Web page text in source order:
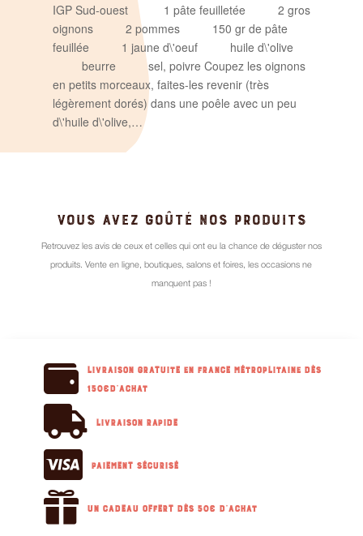
IGP Sud-ouest 1 pâte feuilletée 2 gros
oignons 2 pommes 150 gr de pâte
feuillée 1 jaune d\'oeuf huile d\'olive
beurre sel, poivre Coupez les oignons
en petits morceaux, faites-les revenir (très
légèrement dorés) dans une poêle avec un peu
d\'huile d\'olive,…
VOUS AVEZ GOÛTÉ NOS PRODUITS
Retrouvez les avis de ceux et celles qui ont eu la chance de déguster nos
produits. Vente en ligne, boutiques, salons et foires, les occasions ne
manquent pas !

Livraison GRATUITE en France métroplitaine dès
150€d'achat
 Livraison RAPIDE
 Paiement sécurisé
 Un cadeau offert dès 50€ d'achat